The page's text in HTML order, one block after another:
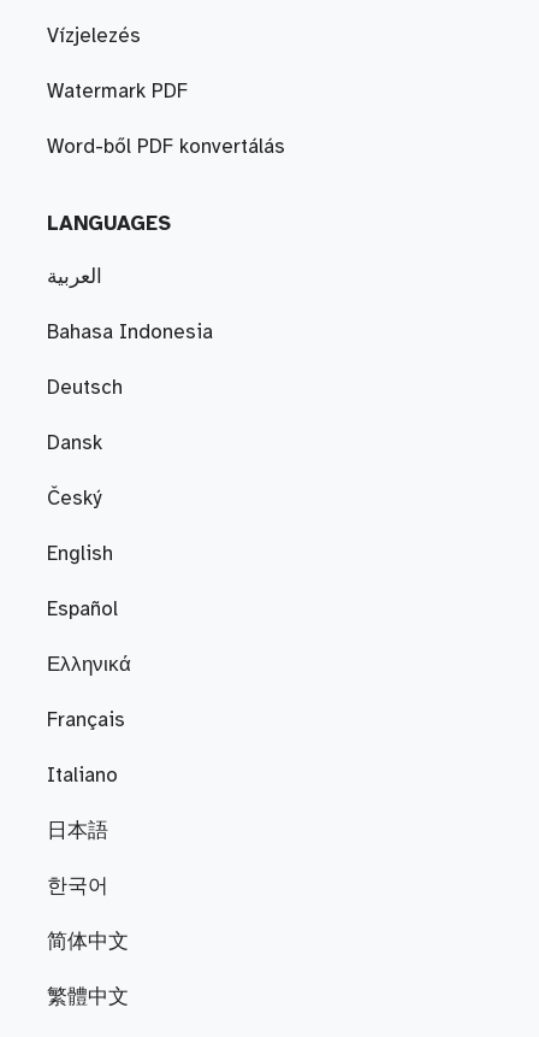
Vízjelezés
Watermark PDF
Word-ből PDF konvertálás
LANGUAGES
العربية
Bahasa Indonesia
Deutsch
Dansk
Český
English
Español
Ελληνικά
Français
Italiano
日本語
한국어
简体中文
繁體中文